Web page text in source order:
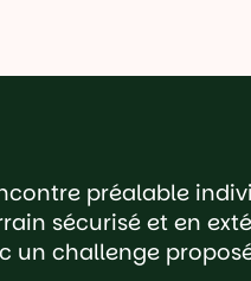
préalable
sécurisé et en
un challenge